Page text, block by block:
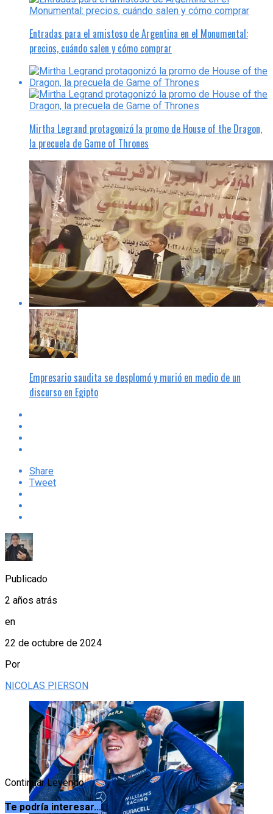
Entradas para el amistoso de Argentina en el Monumental:
precios, cuándo salen y cómo comprar
Mirtha Legrand protagonizó la promo de House of the Dragon,
la precuela de Game of Thrones
Empresario saudita se desplomó y murió en medio de un
discurso en Egipto
Share
Tweet
Publicado
2 años atrás
en
22 de octubre de 2024
Por
NICOLAS PIERSON
Continuar Leyendo
Te podría interesar...